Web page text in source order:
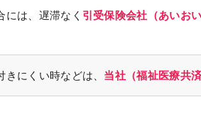
には、遅滞なく 引受保険会社（あいお
にくい時などは、 当社（福祉医療共